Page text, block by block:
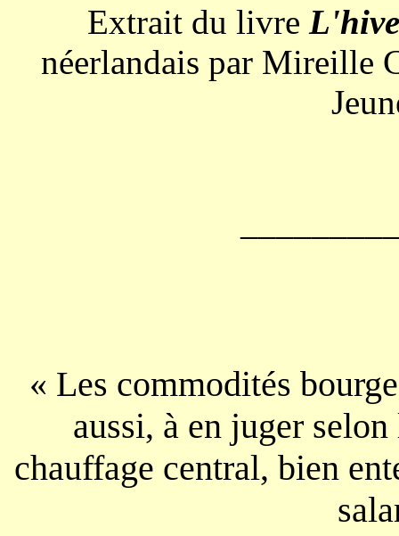
Extrait du livre
néerlandais par Mireille
« Les commodités
aussi, à en juger
chauffage central, bien